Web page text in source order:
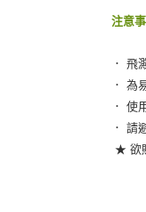
注意
． 飛
． 為
． 使
． 請
★ 欲